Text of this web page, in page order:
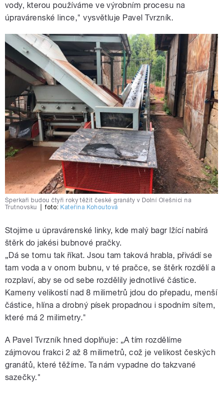
vody, kterou používáme ve výrobním procesu na
úpravárenské lince," vysvětluje Pavel Tvrzník.
Šperkaři budou čtyři roky těžit české granáty v Dolní Olešnici na
Trutnovsku
foto: Kateřina Kohoutová
Stojíme u úpravárenské linky, kde malý bagr lžící nabírá
štěrk do jakési bubnové pračky.
„Dá se tomu tak říkat. Jsou tam taková hrabla, přivádí se
tam voda a v onom bubnu, v té pračce, se štěrk rozdělí a
rozplaví, aby se od sebe rozdělily jednotlivé částice.
Kameny velikostí nad 8 milimetrů jdou do přepadu, menší
částice, hlína a drobný písek propadnou i spodním sítem,
které má 2 milimetry."
A Pavel Tvrzník hned doplňuje: „A tím rozdělíme
zájmovou frakci 2 až 8 milimetrů, což je velikost českých
granátů, které těžíme. Ta nám vypadne do takzvané
sazečky."